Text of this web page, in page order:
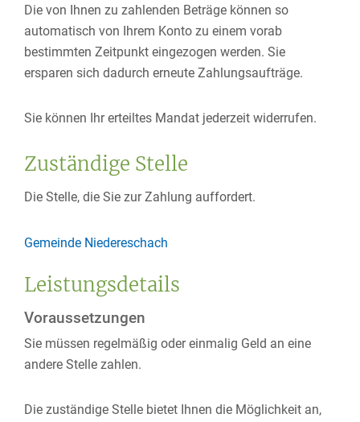
Die von Ihnen zu zahlenden Beträge können so
automatisch von Ihrem Konto zu einem vorab
bestimmten Zeitpunkt eingezogen werden. Sie
ersparen sich dadurch erneute Zahlungsaufträge.
Sie können Ihr erteiltes Mandat jederzeit widerrufen.
Zuständige Stelle
Die Stelle, die Sie zur Zahlung auffordert.
Gemeinde Niedereschach
Leistungsdetails
Voraussetzungen
Sie müssen regelmäßig oder einmalig Geld an eine
andere Stelle zahlen.
Die zuständige Stelle bietet Ihnen die Möglichkeit an,